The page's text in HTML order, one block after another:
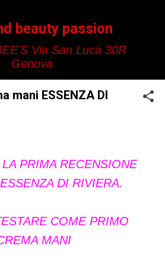
beauty passion
Via San Luca 30R
Genova
mani ESSENZA DI
PRIMA RECENSIONE
DI RIVIERA.
COME PRIMO
MANI